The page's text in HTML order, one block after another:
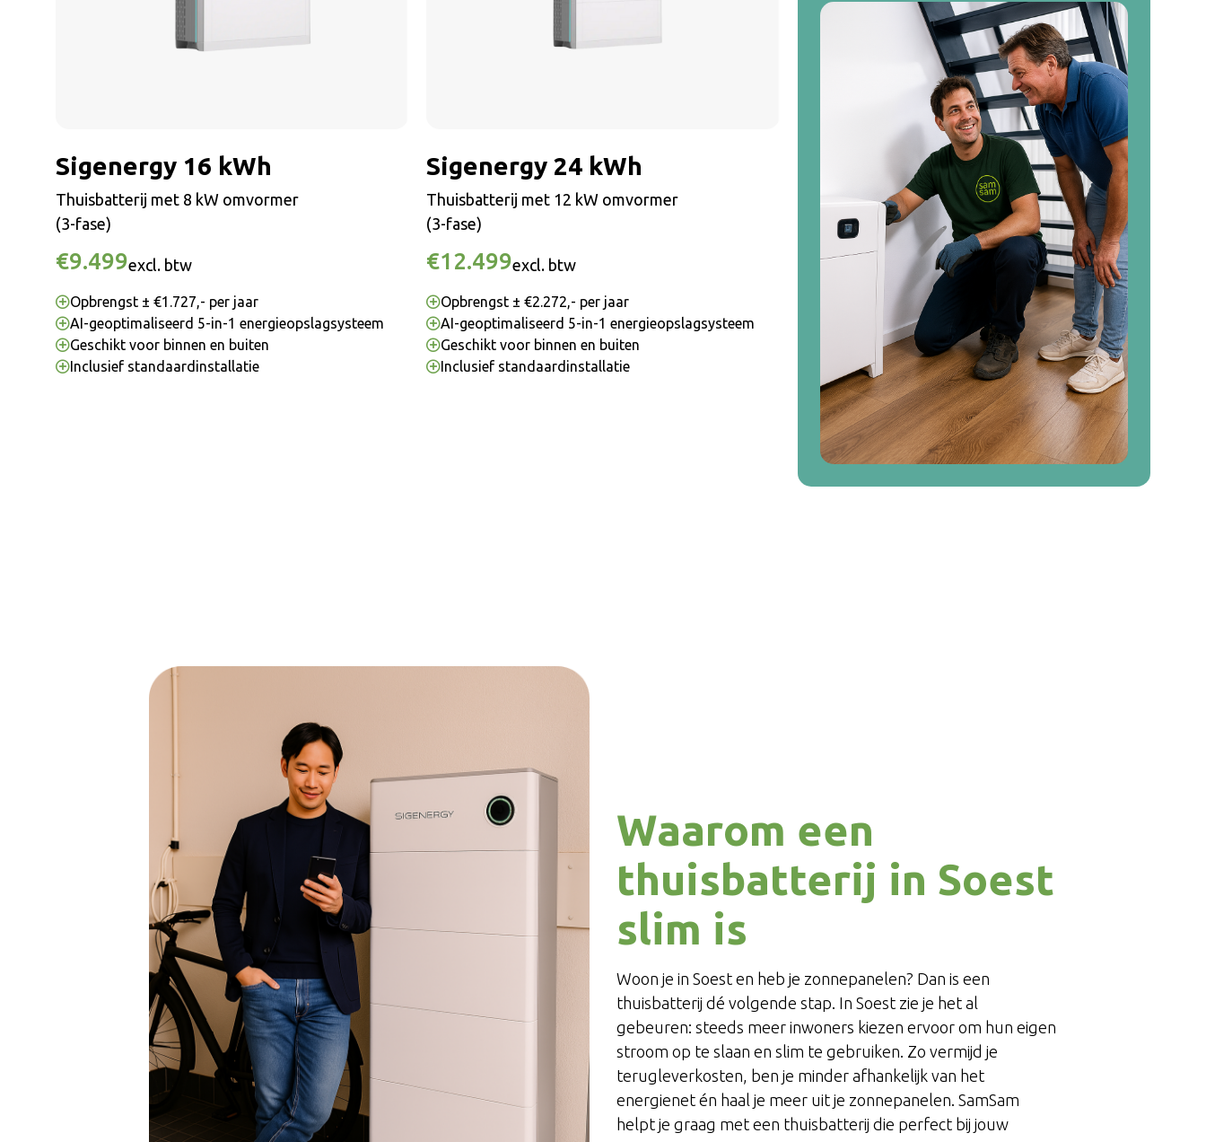
Sigenergy 16 kWh
Thuisbatterij met 8 kW omvormer
(3-fase)
€9.499excl. btw
Opbrengst ± €1.727,- per jaar
AI-geoptimaliseerd 5-in-1 energieopslagsysteem
Geschikt voor binnen en buiten
Inclusief standaardinstallatie
Sigenergy 24 kWh
Thuisbatterij met 12 kW omvormer
(3-fase)
€12.499excl. btw
Opbrengst ± €2.272,- per jaar
AI-geoptimaliseerd 5-in-1 energieopslagsysteem
Geschikt voor binnen en buiten
Inclusief standaardinstallatie
Waarom een
thuisbatterij in Soest
slim is
Woon je in Soest en heb je zonnepanelen? Dan is een
thuisbatterij dé volgende stap. In Soest zie je het al
gebeuren: steeds meer inwoners kiezen ervoor om hun eigen
stroom op te slaan en slim te gebruiken. Zo vermijd je
terugleverkosten, ben je minder afhankelijk van het
energienet én haal je meer uit je zonnepanelen. SamSam
helpt je graag met een thuisbatterij die perfect bij jouw